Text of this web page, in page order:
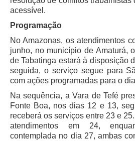
Comitê de Combate ao Trabalho
Aprendizagem
Comitê de Incentivo à
no âmbito do TRT-11
Comitê de Prevenção e
Moral, do Assédio Sexual e da
Comissão Permanente de
Comitê Gestor do Plano de
no Âmbito do TRT11
Grupo Operacional do Centro de
acessível.
Programação
No Amazonas, os atendimentos
junho, no município de Amaturá,
de Tabatinga estará à disposição
seguida, o serviço segue para
com ações programadas para o
Na sequência, a Vara de Tefé
Fonte Boa, nos dias 12 e 13,
receberá os serviços entre 23 e
atendimentos em 24,
contemplada no dia 27, ambas